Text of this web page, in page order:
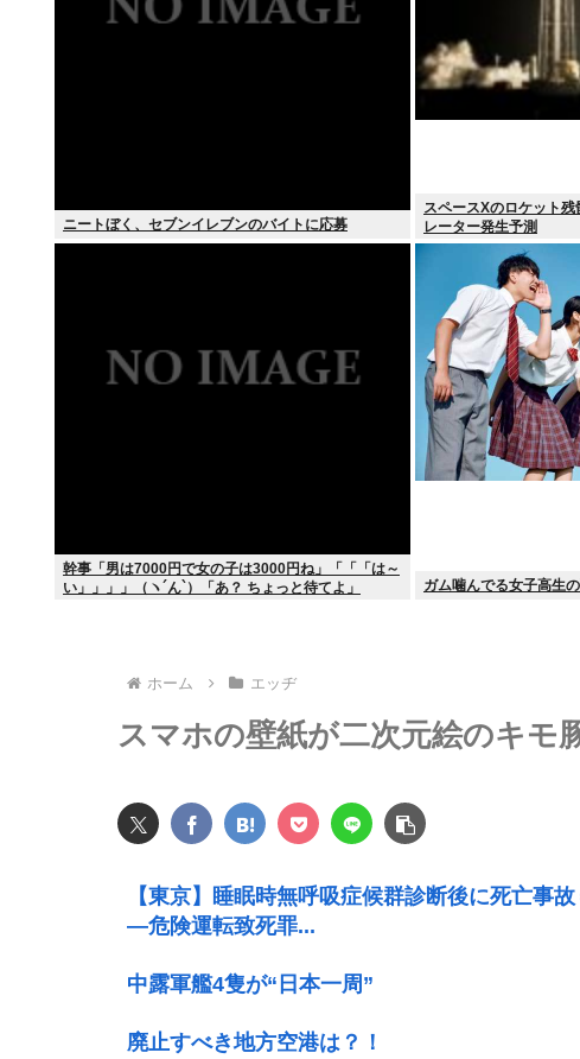
ニートぼく、セブンイレブンのバイトに応募
スペースXのロケット
レーター発生予測
幹事「男は7000円で女の子は3000円ね」「「「は～
い」」」」（ヽ´ん`）「あ？ ちょっと待てよ」
ガム噛んでる女子高生
ホーム エッヂ
スマホの壁紙が二次元絵のキモ
【東京】睡眠時無呼吸症候群診断後に死亡事
―危険運転致死罪...
中露軍艦4隻が“日本一周”
廃止すべき地方空港は？！